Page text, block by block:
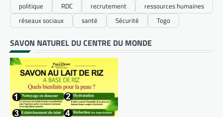
politique
RDC recrutement
ressources humaines
réseaux sociaux
santé Sécurité Togo
SAVON NATUREL DU CENTRE DU MONDE